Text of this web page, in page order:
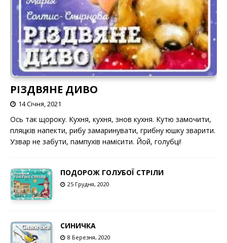
РІЗДВЯНЕ ДИВО
14 Січня, 2021
Ось так щороку. Кухня, кухня, знов кухня. Кутю замочити,
пляцків напекти, рибу замаринувати, грибну юшку зварити.
Узвар не забути, пампухів намісити. Йой, голубці!
ПОДОРОЖ ГОЛУБОЇ СТРІЛИ
25 Грудня, 2020
СИНИЧКА
8 Березня, 2020